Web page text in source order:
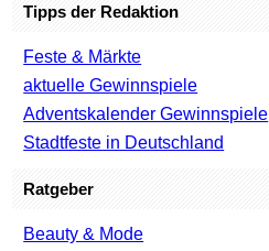
Tipps der Redaktion
Feste & Märkte
aktuelle Gewinnspiele
Adventskalender Gewinnspiele
Stadtfeste in Deutschland
Ratgeber
Beauty & Mode